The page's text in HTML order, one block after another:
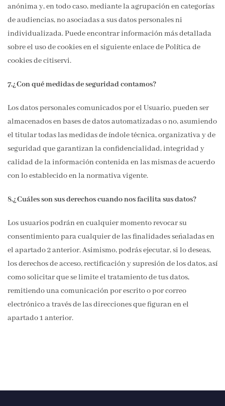
anónima y, en todo caso, mediante la agrupación en categorías
de audiencias, no asociadas a sus datos personales ni
individualizada. Puede encontrar información más detallada
sobre el uso de cookies en el siguiente enlace de Política de
cookies de citiservi.
7.¿Con qué medidas de seguridad contamos?
Los datos personales comunicados por el Usuario, pueden ser
almacenados en bases de datos automatizadas o no, asumiendo
el titular todas las medidas de índole técnica, organizativa y de
seguridad que garantizan la confidencialidad, integridad y
calidad de la información contenida en las mismas de acuerdo
con lo establecido en la normativa vigente.
8.¿Cuáles son sus derechos cuando nos facilita sus datos?
Los usuarios podrán en cualquier momento revocar su
consentimiento para cualquier de las finalidades señaladas en
el apartado 2 anterior. Asimismo, podrás ejecutar, si lo deseas,
los derechos de acceso, rectificación y supresión de los datos, así
como solicitar que se limite el tratamiento de tus datos,
remitiendo una comunicación por escrito o por correo
electrónico a través de las direcciones que figuran en el
apartado 1 anterior.